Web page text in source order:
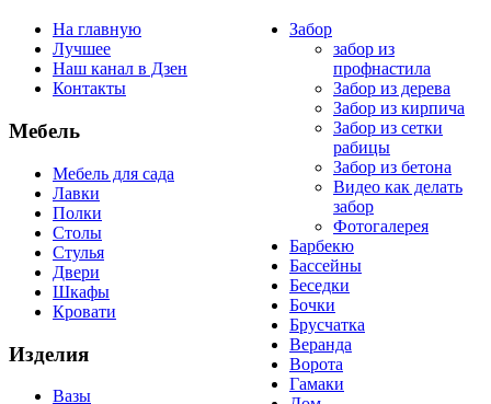
На главную
Лучшее
Наш канал в Дзен
Контакты
Мебель
Мебель для сада
Лавки
Полки
Столы
Стулья
Двери
Шкафы
Кровати
Изделия
Вазы
Забор
забор из
профнастила
Забор из дерева
Забор из кирпича
Забор из сетки
рабицы
Забор из бетона
Видео как делать
забор
Фотогалерея
Барбекю
Бассейны
Беседки
Бочки
Брусчатка
Веранда
Ворота
Гамаки